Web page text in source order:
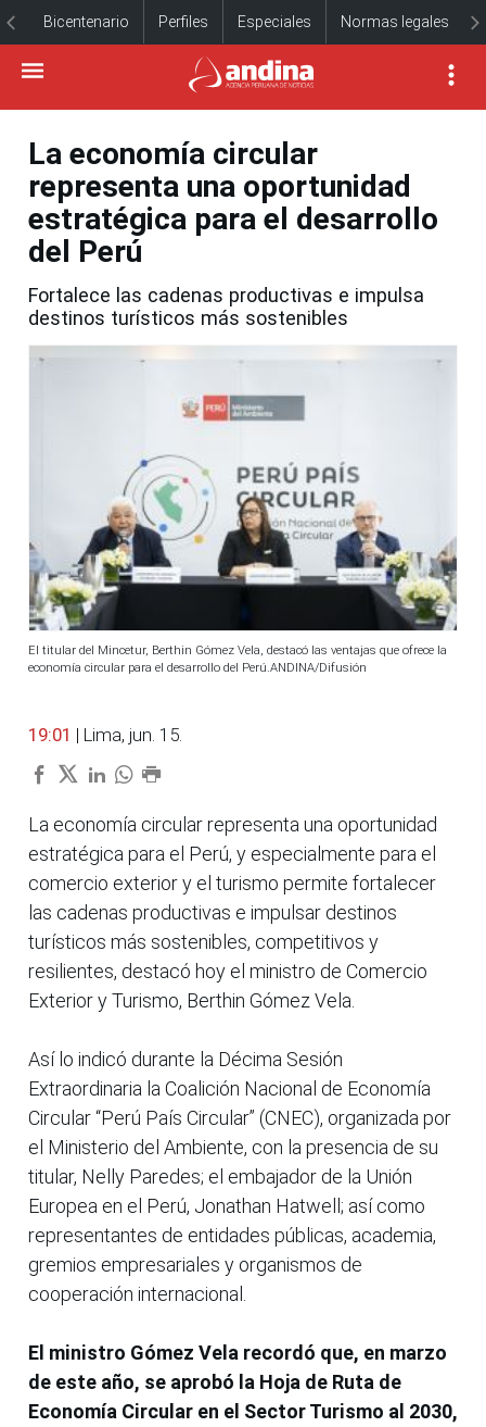
Bicentenario Perfiles Especiales Normas legales
La economía circular
representa una oportunidad
estratégica para el desarrollo
del Perú
Fortalece las cadenas productivas e impulsa
destinos turísticos más sostenibles
El titular del Mincetur, Berthin Gómez Vela, destacó las ventajas que ofrece la
economía circular para el desarrollo del Perú.ANDINA/Difusión
19:01 | Lima, jun. 15.
La economía circular representa una oportunidad
estratégica para el Perú, y especialmente para el
comercio exterior y el turismo permite fortalecer
las cadenas productivas e impulsar destinos
turísticos más sostenibles, competitivos y
resilientes, destacó hoy el ministro de Comercio
Exterior y Turismo, Berthin Gómez Vela.
Así lo indicó durante la Décima Sesión
Extraordinaria la Coalición Nacional de Economía
Circular “Perú País Circular” (CNEC), organizada por
el Ministerio del Ambiente, con la presencia de su
titular, Nelly Paredes; el embajador de la Unión
Europea en el Perú, Jonathan Hatwell; así como
representantes de entidades públicas, academia,
gremios empresariales y organismos de
cooperación internacional.
El ministro Gómez Vela recordó que, en marzo
de este año, se aprobó la Hoja de Ruta de
Economía Circular en el Sector Turismo al 2030,